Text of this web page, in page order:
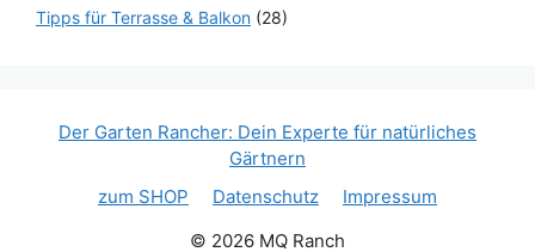
Tipps für Terrasse & Balkon (28)
Der Garten Rancher: Dein Experte für natürliches
Gärtnern
zum SHOP
Datenschutz
Impressum
© 2026 MQ Ranch